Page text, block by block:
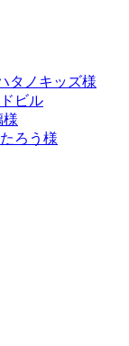
タノキッズ様
ビル
様
ろう様